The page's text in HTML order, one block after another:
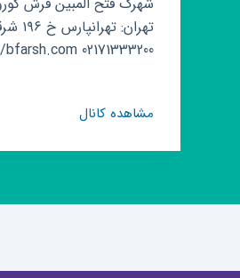
02171333200 https://bfarsh.com
مشاهده کانالکانال
کارخانه